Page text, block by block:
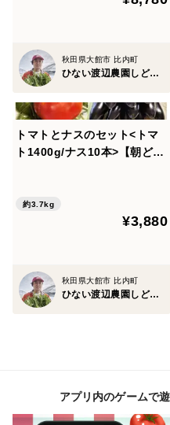
秋田県大館市 比内町
ひない渡辺農園しどけ村
トマトとナスのセット<トマ
ト1400g/ナス10本>【朝ど
約3.7kg
¥3,880
秋田県大館市 比内町
ひない渡辺農園しどけ村
アプリ内のゲームで